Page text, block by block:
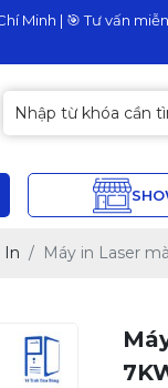
Minh | 🎯 Tư vấn
In Máy in Laser